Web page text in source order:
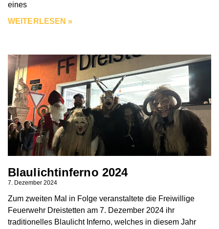
eines
WEITERLESEN »
Blaulichtinferno 2024
7. Dezember 2024
Zum zweiten Mal in Folge veranstaltete die Freiwillige
Feuerwehr Dreistetten am 7. Dezember 2024 ihr
traditionelles Blaulicht Inferno, welches in diesem Jahr